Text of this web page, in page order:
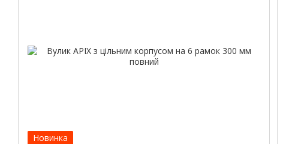
Новинка